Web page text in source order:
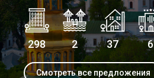
298 2 37 6
Смотреть все предложения